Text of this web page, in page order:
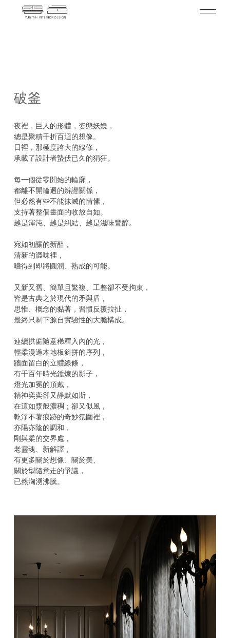
破釜
夜裡，巨人的形體，姿態妖嬈，
總是聚積千折百迴的想像。
日裡，那極度誇大的線條，
承載了設計者蟄伏已久的狷狂。
每一個從零開始的輪廓，
都離不開輪迴的辨證關係，
但必然有些不能抹滅的情愫，
支持著整個畫面的收放自如。
越是渾沌、越是糾結、越是滋味豐醇。
宛如初釀的新醅，
清新的澀味裡，
嚐得到即將圓潤、熟成的可能。
又新又舊、簡單且繁複、工整卻不受拘束，
皆是古典之於現代的矛與盾，
思惟、概念的黏著，習慣反覆拉扯，
最終只剩下源自實驗性的大膽構成。
連續拱窗隨意稀釋入內的光，
輕柔漫過木地板斜拼的序列，
牆面留白的立體線條，
有千百年時光錘煉的影子，
燈光加冕的頂戴，
精神奕奕卻又靜默如斯，
在這如漿般濃稠；卻又似風，
乾淨不著痕跡的奇妙氛圍裡，
亦陽亦陰的調和，
剛與柔的交界處，
老靈魂、新解譯，
有更多關於想像、關於美、
關於型隨意走的爭議，
已然洶湧沸騰。